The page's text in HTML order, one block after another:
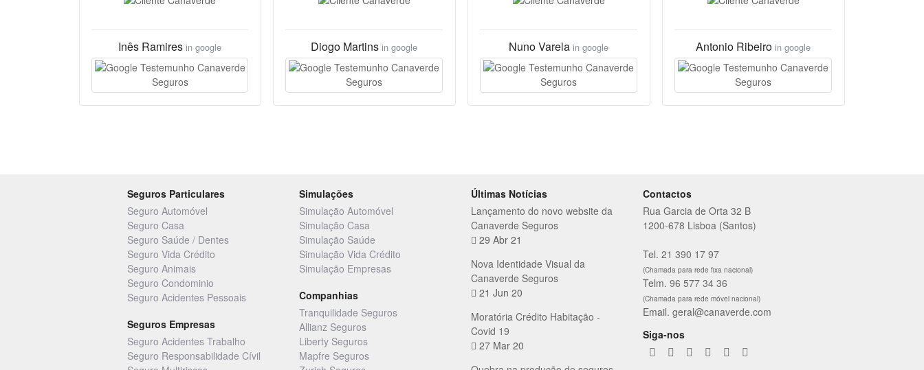
Inês Ramiresin google Diogo Martinsin google Nuno Varelain google Antonio Ribeiroin google
Seguros Particulares
Seguro Automóvel
Seguro Casa
Seguro Saúde / Dentes
Seguro Vida Crédito
Seguro Animais
Seguro Condominio
Seguro Acidentes Pessoais
Seguros Empresas
Seguro Acidentes Trabalho
Seguro Responsabilidade Cívil
Simulações
Simulação Automóvel
Simulação Casa
Simulação Saúde
Simulação Vida Crédito
Simulação Empresas
Companhias
Tranquilidade Seguros
Allianz Seguros
Liberty Seguros
Mapfre Seguros
Últimas Notícias
Lançamento do novo website da
Canaverde Seguros
29 Abr 21
Nova Identidade Visual da
Canaverde Seguros
21 Jun 20
Moratória Crédito Habitação -
Covid 19
27 Mar 20
Contactos
Rua Garcia de Orta 32 B
1200-678 Lisboa (Santos)
Tel.21 390 17 97
(Chamada para rede fixa nacional)
Telm.96 577 34 36
(Chamada para rede móvel nacional)
Email.geral@canaverde.com
Siga-nos